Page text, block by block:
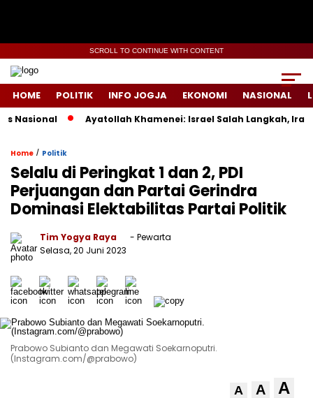
SCROLL TO CONTINUE WITH CONTENT
HOME POLITIK INFO JOGJA EKONOMI NASIONAL
Ayatollah Khamenei: Israel Salah Langkah, Iran
Home / Politik
Selalu di Peringkat 1 dan 2, PDI
Perjuangan dan Partai Gerindra
Dominasi Elektabilitas Partai Politik
Tim Yogya Raya
- Pewarta
Selasa, 20 Juni 2023
Prabowo Subianto dan Megawati Soekarnoputri.
(Instagram.com/@prabowo)
A A A